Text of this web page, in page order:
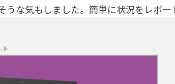
うな気もしました。簡単に状況をレポー